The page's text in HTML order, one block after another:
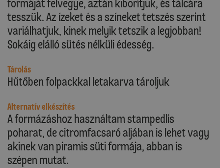
formáját felvegye, aztán kiborítjuk, és tálcára
tesszük. Az ízeket és a színeket tetszés szerint
variálhatjuk, kinek melyik tetszik a legjobban!
Sokáig elálló sütés nélküli édesség.
Tárolás
Hűtőben folpackkal letakarva tároljuk
Alternatív elkészítés
A formázáshoz használtam stampedlis
poharat, de citromfacsaró aljában is lehet vagy
akinek van piramis süti formája, abban is
szépen mutat.